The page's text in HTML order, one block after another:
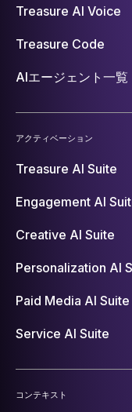
Treasure AI Voice
Treasure Code
AIエージェント一覧
アクティベーション
Treasure AI Suite
Engagement AI
Creative AI Suite
Personalization AI
Paid Media AI Suite
Service AI Suite
コンテキスト